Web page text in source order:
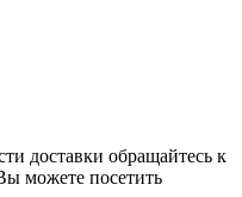
доставки обращайтесь к
можете посетить